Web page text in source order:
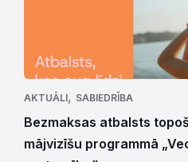
AKTUĀLI, SABIEDRĪBA
Bezmaksas atbalsts
mājvizīšu programmā